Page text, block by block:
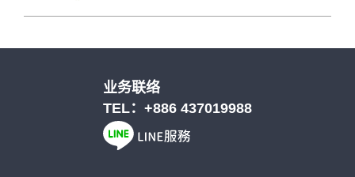
业务联络
TEL： +886 437019988